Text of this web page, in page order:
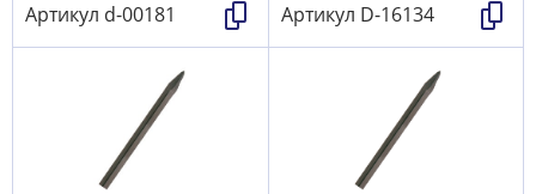
Артикул d-00181 Артикул D-16134